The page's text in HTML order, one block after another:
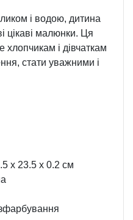
і водою, дитина
цікаві малюнки. Ця
і дівчаткам
стати уважними і
x 23.5 x 0.2 см